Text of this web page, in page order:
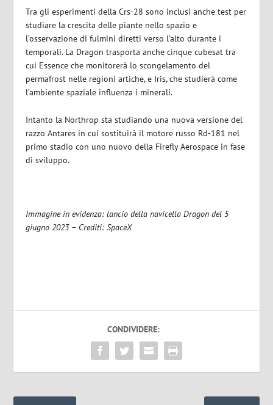
Tra gli esperimenti della Crs-28 sono inclusi anche test per
studiare la crescita delle piante nello spazio e
l’osservazione di fulmini diretti verso l’alto durante i
temporali. La Dragon trasporta anche cinque cubesat tra
cui Essence che monitorerà lo scongelamento del
permafrost nelle regioni artiche, e Iris, che studierà come
l’ambiente spaziale influenza i minerali.
Intanto la Northrop sta studiando una nuova versione del
razzo Antares in cui sostituirà il motore russo Rd-181 nel
primo stadio con uno nuovo della Firefly Aerospace in fase
di sviluppo.
Immagine in evidenza: lancio della navicella Dragon del 5
giugno 2023 – Crediti: SpaceX
CONDIVIDERE: